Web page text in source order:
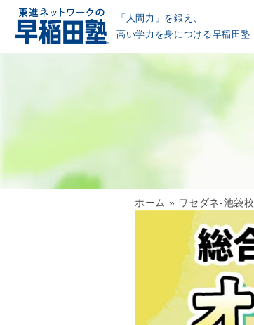
「人間力」を鍛え、
高い学力を身につける早稲田塾
ホーム » ワセダネ-池袋校